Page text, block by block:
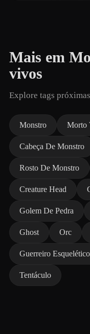
Mais em
vivos
Explore tags
Monstro Morto
Cabeça De Monstro
Rosto De Monstro
Creature Head
Golem De Pedra
Ghost Orc
Guerreiro Esquelético
Tentáculo